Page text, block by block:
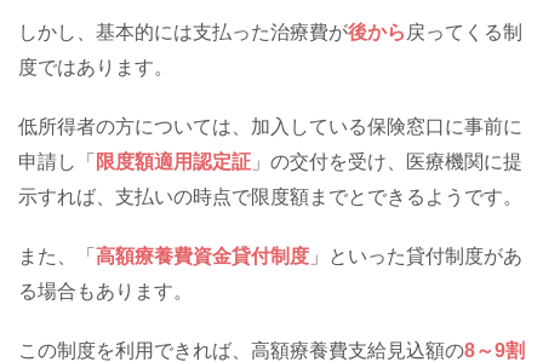
しかし、基本的には支払った治療費が後から 戻ってくる制
度ではあります。
低所得者の方については、加入している保険窓口に事前に
申請し「 限度額適用認定証 」の交付を受け、医療機関に提
示すれば、支払いの時点で限度額までとできるようです。
また、「 高額療養費資金貸付制度 」といった貸付制度があ
る場合もあります。
この制度を利用できれば、高額療養費支給見込額の8～9割